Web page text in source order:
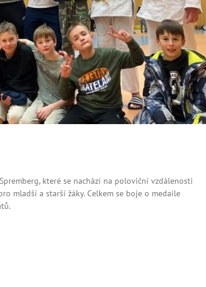
které se nachází na poloviční vzdálenosti
mladší a starší žáky. Celkem se boje o medaile